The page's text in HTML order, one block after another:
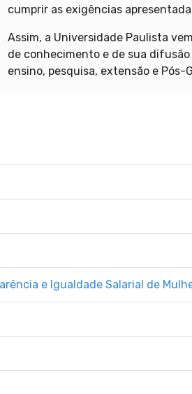
cumprir as exigências
Assim, a Universidade Paulista
de conhecimento e de sua
ensino, pesquisa, extensão e Pós-
e Igualdade Salarial de